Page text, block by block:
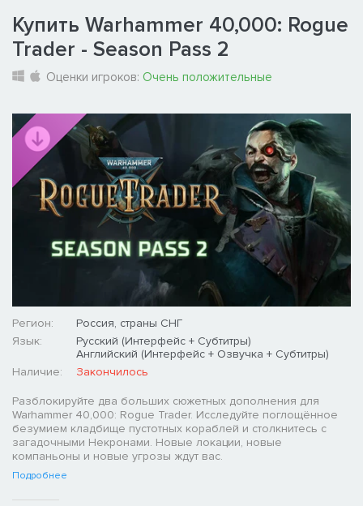
Купить Warhammer 40,000: Rogue
Trader - Season Pass 2
Оценки игроков: Очень положительные
Регион:
Россия, страны СНГ
Язык:
Русский (Интерфейс + Субтитры)
Английский (Интерфейс + Озвучка + Субтитры)
Наличие:
Закончилось
Разблокируйте два больших сюжетных дополнения для
Warhammer 40,000: Rogue Trader. Исследуйте поглощённое
безумием кладбище пустотных кораблей и столкнитесь с
загадочными Некронами. Новые локации, новые
компаньоны и новые угрозы ждут вас.
Подробнее